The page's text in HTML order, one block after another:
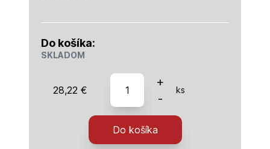
Do košíka:
SKLADOM
28,22 €
množstvo
siet
KH
+
-
ks
Do košíka